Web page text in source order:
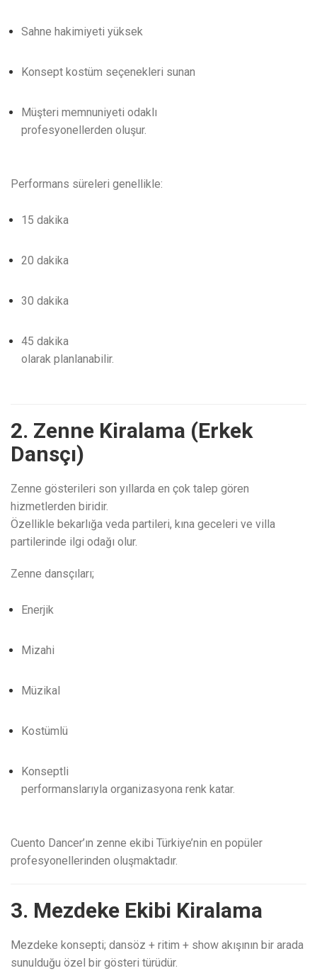
Sahne hakimiyeti yüksek
Konsept kostüm seçenekleri sunan
Müşteri memnuniyeti odaklı
profesyonellerden oluşur.
Performans süreleri genellikle:
15 dakika
20 dakika
30 dakika
45 dakika
olarak planlanabilir.
2. Zenne Kiralama (Erkek
Dansçı)
Zenne gösterileri son yıllarda en çok talep gören
hizmetlerden biridir.
Özellikle bekarlığa veda partileri, kına geceleri ve villa
partilerinde ilgi odağı olur.
Zenne dansçıları;
Enerjik
Mizahi
Müzikal
Kostümlü
Konseptli
performanslarıyla organizasyona renk katar.
Cuento Dancer’ın zenne ekibi Türkiye’nin en popüler
profesyonellerinden oluşmaktadır.
3. Mezdeke Ekibi Kiralama
Mezdeke konsepti; dansöz + ritim + show akışının bir arada
sunulduğu özel bir gösteri türüdür.